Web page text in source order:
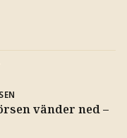
vänder ned –